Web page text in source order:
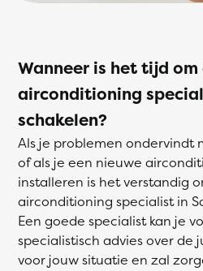
Wanneer is het tijd om
airconditioning
schakelen?
Als je problemen ondervindt
of als je een nieuwe
installeren is het verstandig
airconditioning specialist in
Een goede specialist kan je
specialistisch advies over de
voor jouw situatie en zal